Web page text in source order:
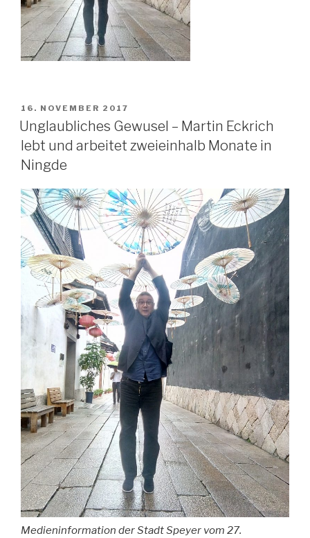
VERÖFFENTLICHT
AM
16. NOVEMBER 2017
Unglaubliches Gewusel – Martin Eckrich
lebt und arbeitet zweieinhalb Monate in
Ningde
Medieninformation der Stadt Speyer vom 27.